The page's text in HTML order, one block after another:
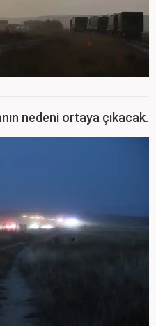
nedeni ortaya çıkacak.